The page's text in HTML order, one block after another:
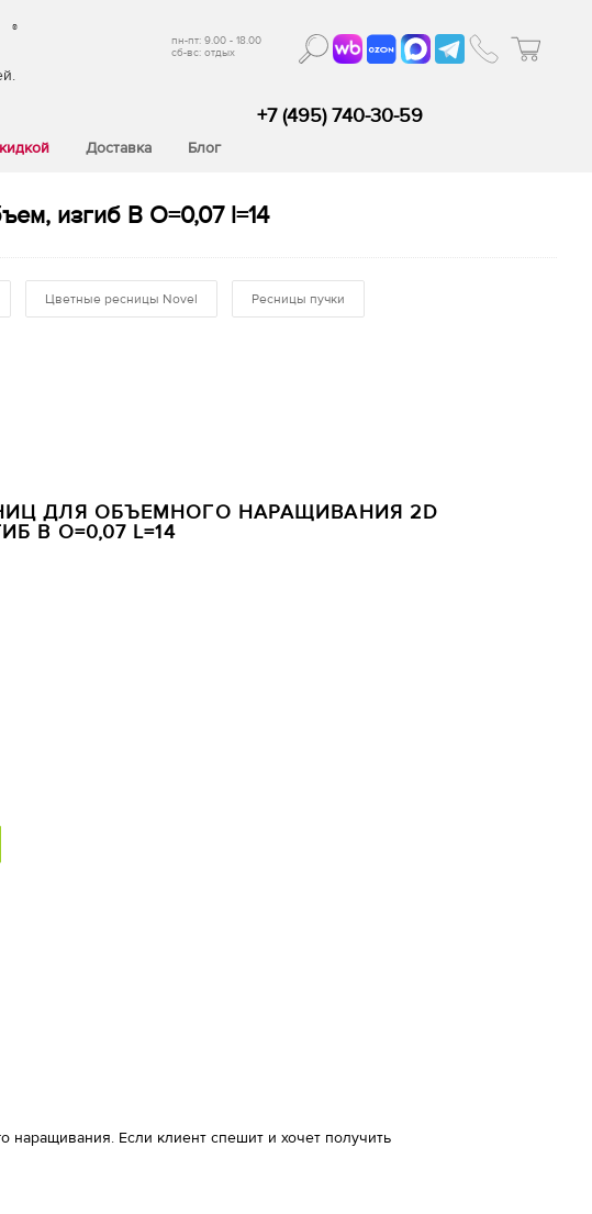
®
пн-пт: 9.00 - 18.00
сб-вс: отдых
Доставка Блог
+7 (495) 740-30-59
изгиб B O=0,07 l=14
Цветные ресницы Novel Ресницы пучки
ДЛЯ ОБЪЕМНОГО НАРАЩИВАНИЯ 2D
B O=0,07 L=14
наращивания. Если клиент спешит и хочет получить